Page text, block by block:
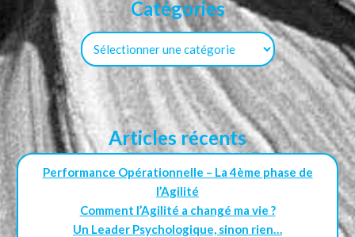
Catégories
Articles récents
Performance Opérationnelle – La 4ème phase de
l’Agilité
Comment l’Agilité a changé ma vie ?
Un Leader Psychologique, sinon rien…